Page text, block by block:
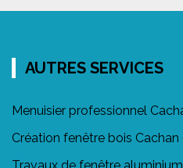
AUTRES SERVICES
Menuisier professionnel
Création fenêtre bois Cachan
Travaux de fenêtre